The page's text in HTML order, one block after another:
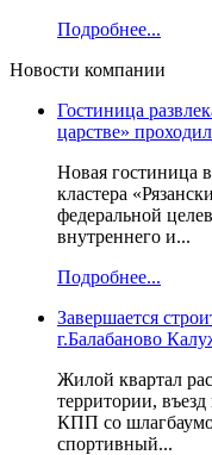
Подробнее...
Новости компании
Гостиница
царстве»
Новая гостиница
кластера
федеральной
внутреннего и...
Подробнее...
Завершается
г.Балабаново
Жилой квартал
территории, въезд
КПП со
спортивный...